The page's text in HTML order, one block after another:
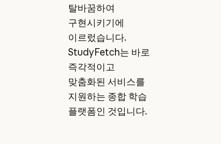
탈바꿈하여
구현시키기에
이르렀습니다.
StudyFetch는 바로
즉각적이고
맞춤화된 서비스를
지원하는 종합 학습
플랫폼인 것입니다.